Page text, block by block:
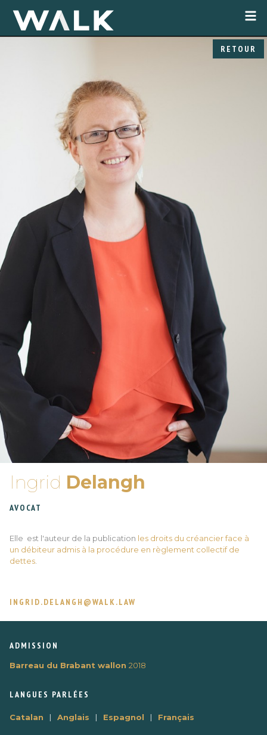
RETOUR
Ingrid Delangh
AVOCAT
Elle est l'auteur de la publication les droits du créancier face à
un débiteur admis à la procédure en règlement collectif de
dettes
INGRID.DELANGH@WALK.LAW
ADMISSION
Barreau du Brabant wallon 2018
LANGUES PARLÉES
Catalan | Anglais | Espagnol | Français